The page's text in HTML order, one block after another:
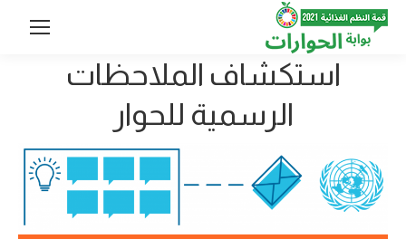
استكشاف الملاحظات
الرسمية للحوار